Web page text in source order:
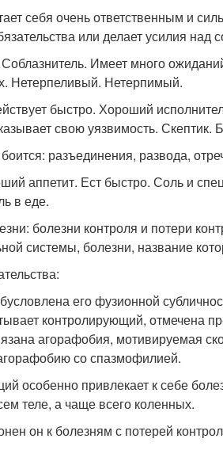
себя очень ответственным и
или делает усилия над
Имеет много
Нетерпеливый. Нетерпимый.
быстро. Хороший
свою уязвимость. Скептик.
разъединения, развода,
аппетит. Ест быстро. Соль и
в еде.
болезни контроля и потери
системы, болезни, название
его фузионной
контролирующий, отмечена
агорафобия, мотивируемая
со спазмофилией.
особенно привлекает к себе
теле, а чаще всего коленных.
он к болезням с потерей